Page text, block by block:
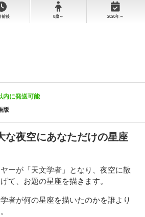
前後 8歳～ 2020年～
内に発送可能
版
な夜空にあなただけの星座
ーが「天文学者」となり、夜空に散
て、お題の星座を描きます。
者が何の星座を描いたのかを誰より